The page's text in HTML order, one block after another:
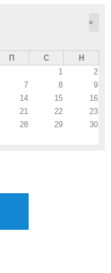
»
П С
Н
1
2
7 8
9
14 15
16
21 22
23
28 29
30